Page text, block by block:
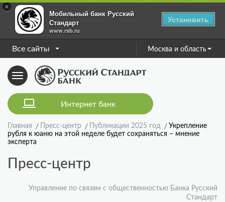
×
Мобильный банк Русский
Стандарт
www.rsb.ru
Установить
Все сайты Москва и область
Toggle
navigation
Интернет банк
Главная Пресс-центр Публикации 2025 год
Укрепление
рубля к юаню на этой неделе будет сохраняться – мнение
эксперта
Пресс-центр
Управление по связям с общественностью Банка Русский
Стандарт